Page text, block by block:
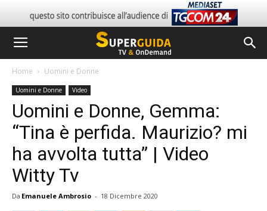
Home Uomini e Donne
Uomini e Donne Video
Uomini e Donne, Gemma:
“Tina è perfida. Maurizio? mi
ha avvolta tutta” | Video
Witty Tv
Da Emanuele Ambrosio - 18 Dicembre 2020